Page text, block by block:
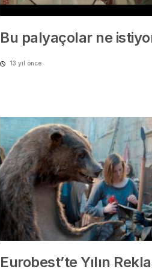
Bu palyaçolar ne
13 yıl önce
Eurobest’te Yılın